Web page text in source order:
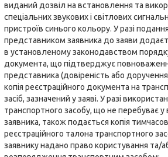
виданий дозвіл на встановлення та
спеціальних звукових і світлових
пристроїв синього кольору. У разі
представником заявника до заяви
в установленому законодавством
документа, що підтверджує
представника (довіреність або
копія реєстраційного документа на
засіб, зазначений у заяві. У разі
транспортного засобу, що не перебуває у
заявника, також подається копія
реєстраційного талона транспортного
заявнику надано право користування та/